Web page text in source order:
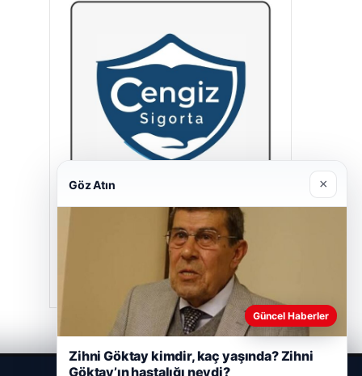
Göz Atın ×
Güncel Haberler
Zihni Göktay kimdir, kaç yaşında? Zihni
Göktay’ın hastalığı neydi?